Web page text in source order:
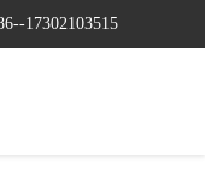
17302103515